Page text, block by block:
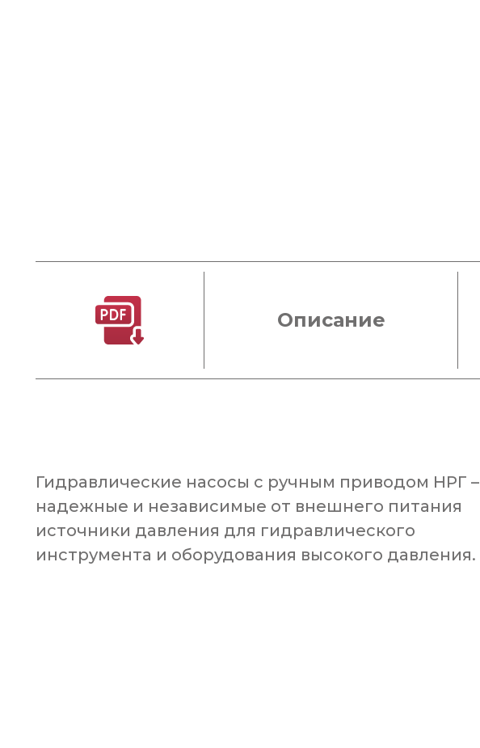
Описание
Гидравлические насосы с ручным приводом НРГ –
надежные и независимые от внешнего питания
источники давления для гидравлического
инструмента и оборудования высокого давления.